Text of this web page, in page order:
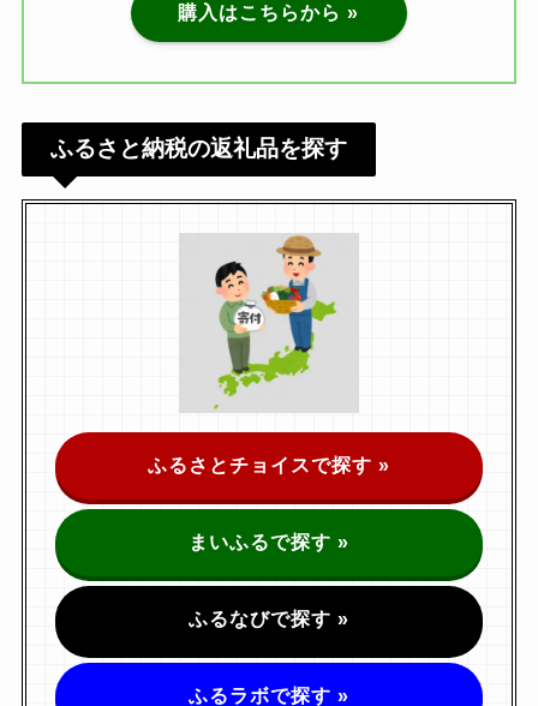
購入はこちらから »
ふるさと納税の返礼品を探す
ふるさとチョイスで探す »
まいふるで探す »
ふるなびで探す »
ふるラボで探す »